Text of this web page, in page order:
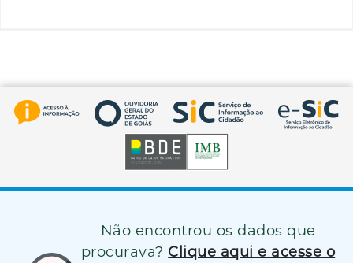
Não encontrou os dados que
procurava? Clique aqui e acesse o